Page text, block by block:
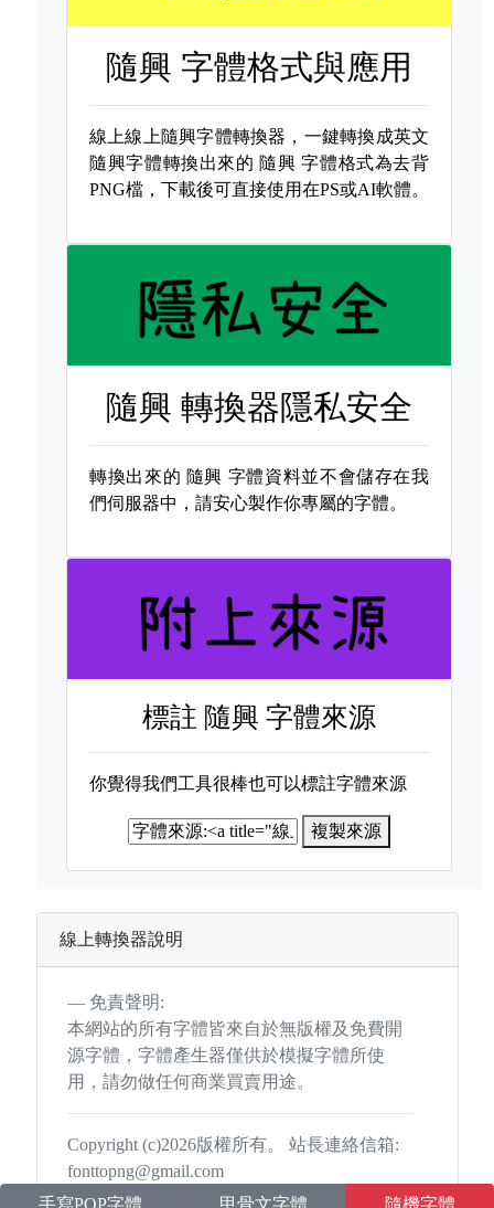
隨興 字體格式與應用
線上線上隨興字體轉換器，一鍵轉換成英文
隨興字體轉換出來的 隨興 字體格式為去背
PNG檔，下載後可直接使用在PS或AI軟體。
隨興 轉換器隱私安全
轉換出來的 隨興 字體資料並不會儲存在我
們伺服器中，請安心製作你專屬的字體。
標註 隨興 字體來源
你覺得我們工具很棒也可以標註字體來源
複製來源
線上轉換器說明
免責聲明:
本網站的所有字體皆來自於無版權及免費開
源字體，字體產生器僅供於模擬字體所使
用，請勿做任何商業買賣用途。
Copyright (c)2026版權所有。 站長連絡信箱:
fonttopng@gmail.com
手寫POP字體
甲骨文字體 隨機字體